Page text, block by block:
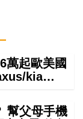
萬起歐美國
kia…
幫父母手機